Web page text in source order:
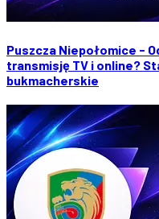
Puszcza Niepołomice -
transmisję TV i online?
bukmacherskie